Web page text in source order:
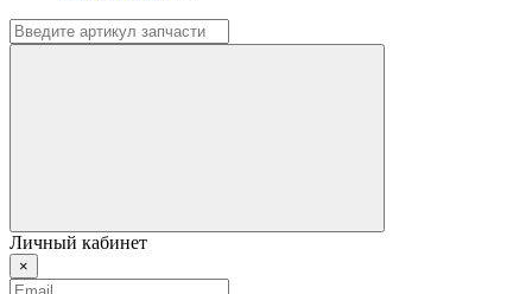
Личный кабинет
×